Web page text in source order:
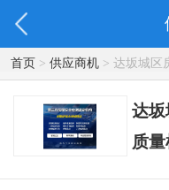
首页> 供应商机> 达坂城区
位 出具检测报告
达
质